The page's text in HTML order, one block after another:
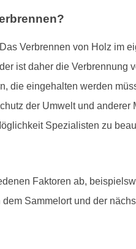
Verbrennen von Holz im
ist daher die
die eingehalten werden
der Umwelt und
Spezialisten zu
Faktoren ab,
Sammelort und der